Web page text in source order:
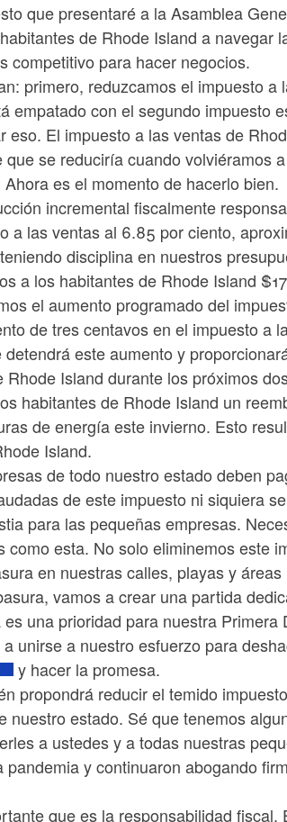
que presentaré a la Asamblea
de Rhode Island a navegar
competitivo para hacer negocios.
primero, reduzcamos el impuesto
empatado con el segundo impuesto
eso. El impuesto a las ventas de
se reduciría cuando volviéramos
es el momento de hacerlo bien.
incremental fiscalmente
a las ventas al 6.85 por ciento,
disciplina en nuestros
a los habitantes de Rhode Island
el aumento programado del
de tres centavos en el impuesto a
este aumento y
Island durante los próximos
habitantes de Rhode Island un
de energía este invierno. Esto
Island.
de todo nuestro estado deben
de este impuesto ni siquiera
para las pequeñas empresas.
como esta. No solo eliminemos este
en nuestras calles, playas y áreas
vamos a crear una partida
una prioridad para nuestra
unirse a nuestro esfuerzo para
y hacer la promesa.
propondrá reducir el temido
nuestro estado. Sé que tenemos
a ustedes y a todas nuestras
y continuaron abogando
que es la responsabilidad